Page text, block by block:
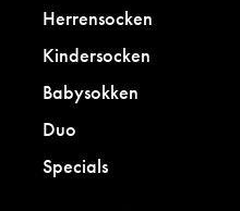
Herrensocken
Kindersocken
Babysokken
Duo
Specials